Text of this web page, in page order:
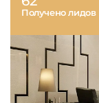
Получено лидов